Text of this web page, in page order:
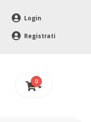
Login
Registrati
0